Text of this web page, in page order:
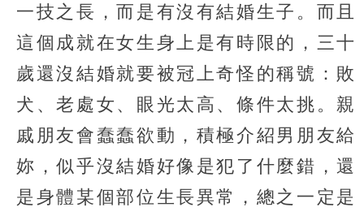
一技之長，而是有沒有結婚生子。而且
這個成就在女生身上是有時限的，三十
歲還沒結婚就要被冠上奇怪的稱號：敗
犬、老處女、眼光太高、條件太挑。親
戚朋友會蠢蠢欲動，積極介紹男朋友給
妳，似乎沒結婚好像是犯了什麼錯，還
是身體某個部位生長異常，總之一定是